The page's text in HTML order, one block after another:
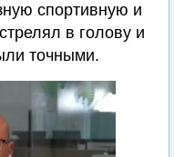
спортивную и
в голову и
точными.